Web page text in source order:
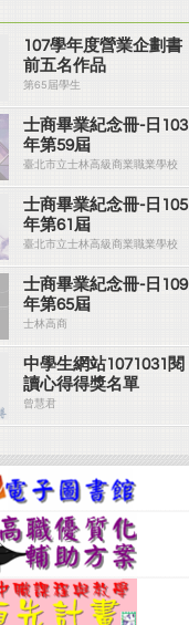
107學年度營業企劃書
前五名作品
第65屆學生
士商畢業紀念冊-日103
年第59屆
臺北市立士林高級商業職業學校
士商畢業紀念冊-日105
年第61屆
臺北市立士林高級商業職業學校
士商畢業紀念冊-日109
年第65屆
士林高商
中學生網站1071031閱
讀心得得獎名單
曾慧君